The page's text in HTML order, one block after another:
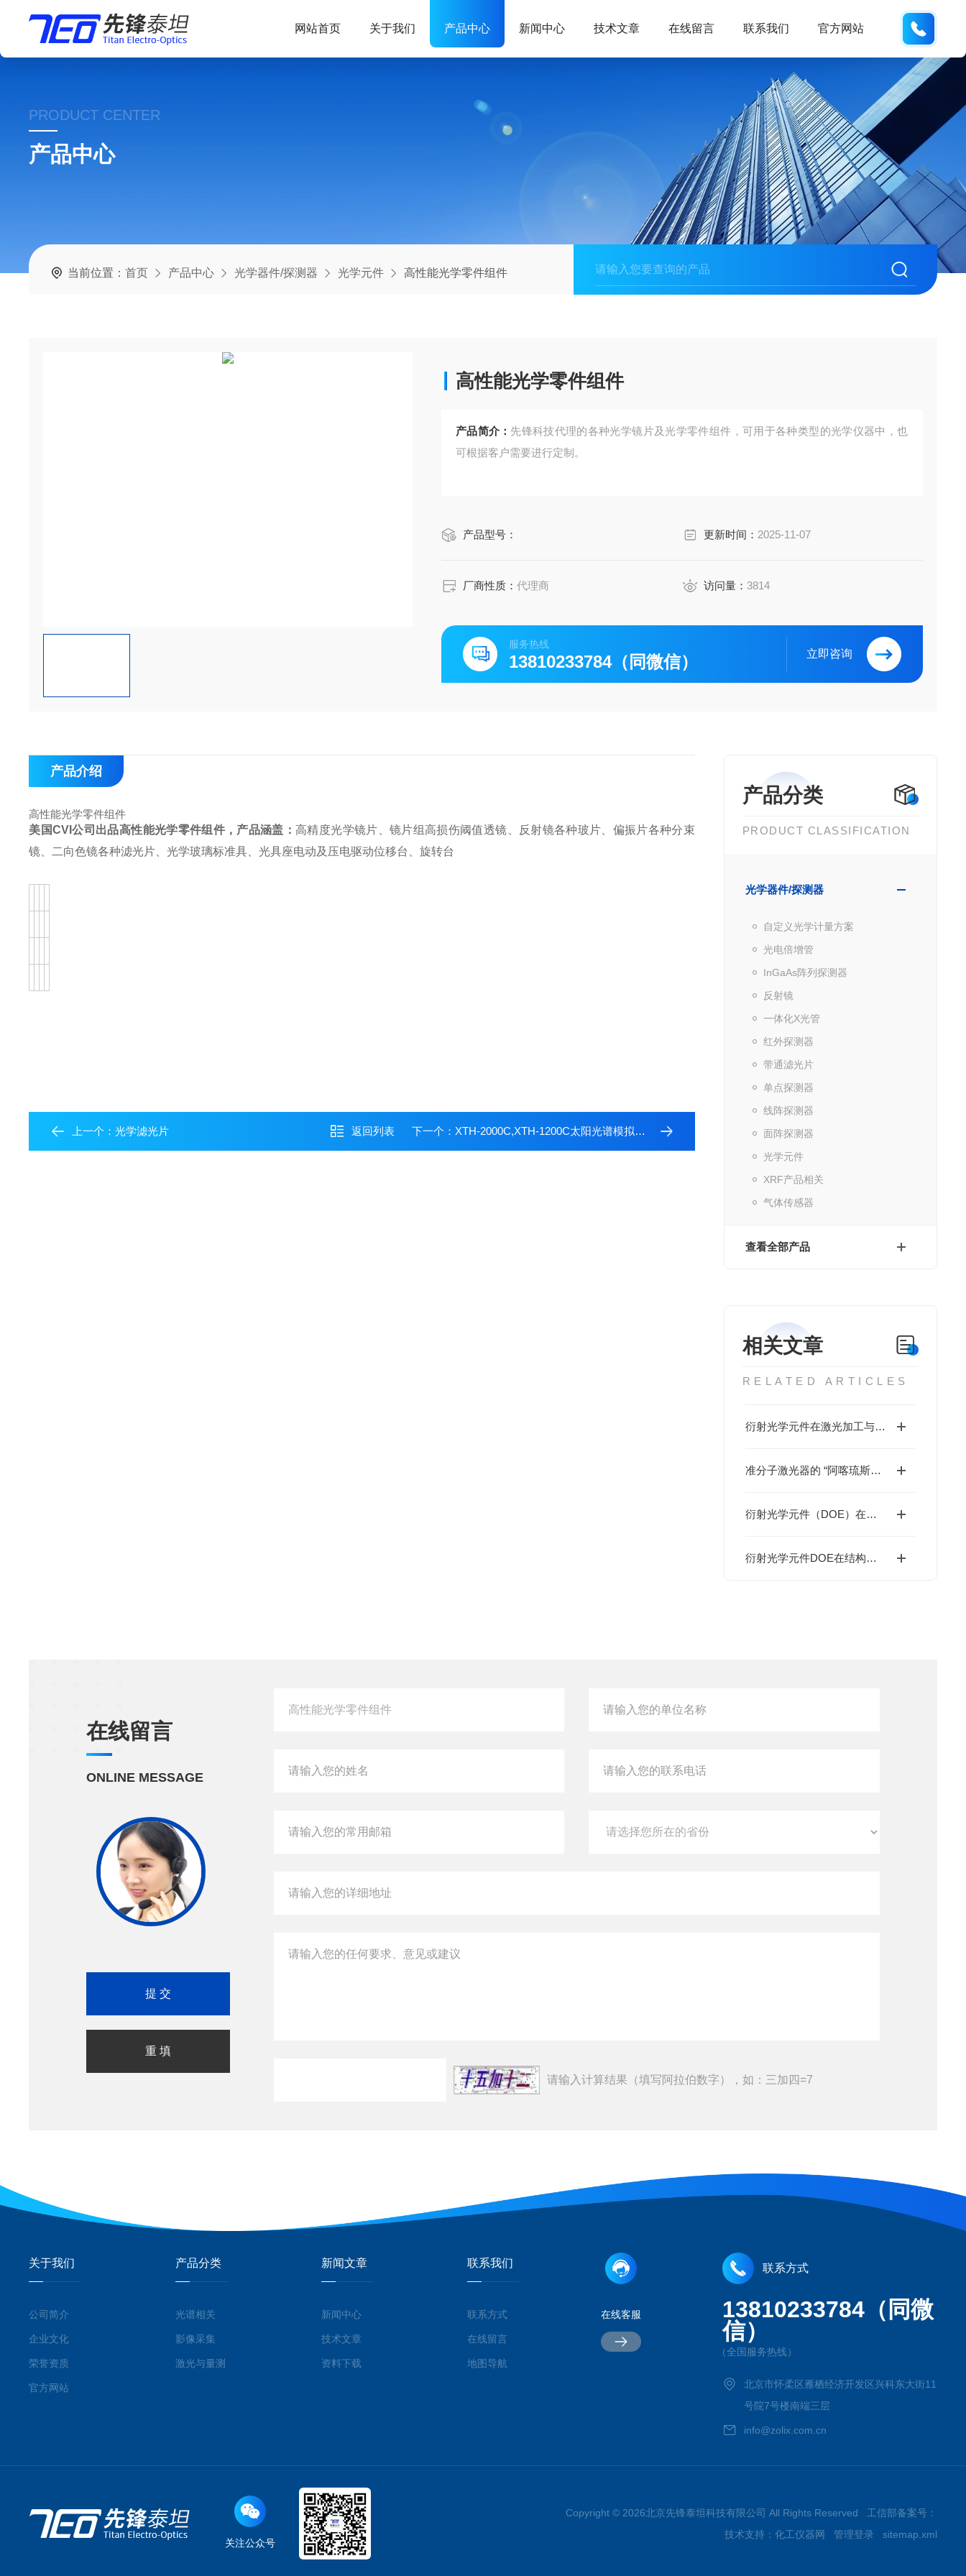
网站首页 关于我们 产品中心 新闻中心 技术文章 在线留言 联系我们 官方网站
PRODUCT CENTER
产品中心
当前位置：首页 产品中心 光学器件/探测器 光学元件 高性能光学零件组件
高性能光学零件组件
产品简介： 先锋科技代理的各种光学镜片及光学零件组件，可用于各种类型的光学仪器中，也
可根据客户需要进行定制。
产品型号： 更新时间： 2025-11-07
厂商性质：代理商 访问量： 3814
服务热线
13810233784（同微信） 立即咨询
产品分类
PRODUCT CLASSIFICATION
光学器件/探测器
自定义光学计量方案
光电倍增管
InGaAs阵列探测器
反射镜
一体化X光管
红外探测器
带通滤光片
单点探测器
线阵探测器
面阵探测器
光学元件
XRF产品相关
气体传感器
查看全部产品
相关文章
RELATED ARTICLES
衍射光学元件在激光加工与材料处理方向上的应用
准分子激光器的 “阿喀琉斯之踵“：193nm 光学元件损伤瓶颈如何破解？
衍射光学元件（DOE）在科学研究方向的应用
衍射光学元件DOE在结构光照明方向的应用
产品介绍
高性能光学零件组件
美国CVI公司出品高性能光学零件组件，产品涵盖：高精度光学镜片、镜片组高损伤阈值透镜、反射镜各种玻片、偏振片各种分束
镜、二向色镜各种滤光片、光学玻璃标准具、光具座电动及压电驱动位移台、旋转台
上一个：光学滤光片 返回列表 下一个： XTH-2000C,XTH-1200C太阳光谱模拟系统
在线留言
ONLINE MESSAGE
请输入计算结果（填写阿拉伯数字），如：三加四=7
关于我们
公司简介
企业文化
荣誉资质
官方网站
产品分类
光谱相关
影像采集
激光与量测
新闻文章
新闻中心
技术文章
资料下载
联系我们
联系方式
在线留言
地图导航
在线客服
联系方式
13810233784（同微
信）
（全国服务热线）
北京市怀柔区雁栖经济开发区兴科东大街11
号院7号楼南端三层
info@zolix.com.cn
关注公众号
Copyright © 2026北京先锋泰坦科技有限公司 All Rights Reserved 工信部备案号：
技术支持： 化工仪器网 管理登录 sitemap.xml